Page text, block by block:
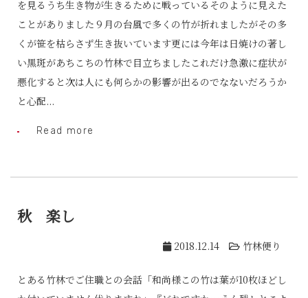
を見るうち生き物が生きるために戦っているそのように見えた
ことがありました９月の台風で多くの竹が折れましたがその多
くが笹を枯らさず生き抜いています更には今年は日焼けの著し
い黒斑があちこちの竹林で目立ちましたこれだけ急激に症状が
悪化すると次は人にも何らかの影響が出るのでなないだろうか
と心配...
Read more
秋 楽し
2018.12.14 竹林便り
とある竹林でご住職との会話「和尚様この竹は葉が10枚ほどし